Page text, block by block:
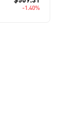
-1.40%